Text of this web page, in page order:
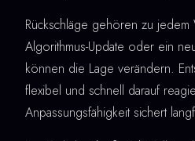
Rückschläge gehören zu
Algorithmus-Update oder ein
können die Lage verändern.
flexibel und schnell darauf
Anpassungsfähigkeit sichert